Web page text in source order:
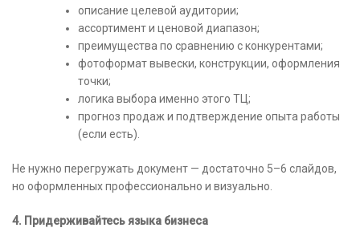
описание целевой аудитории;
ассортимент и ценовой диапазон;
преимущества по сравнению с конкурентами;
фотоформат вывески, конструкции, оформления
точки;
логика выбора именно этого ТЦ;
прогноз продаж и подтверждение опыта работы
(если есть).
Не нужно перегружать документ — достаточно 5–6 слайдов,
но оформленных профессионально и визуально.
4. Придерживайтесь языка бизнеса